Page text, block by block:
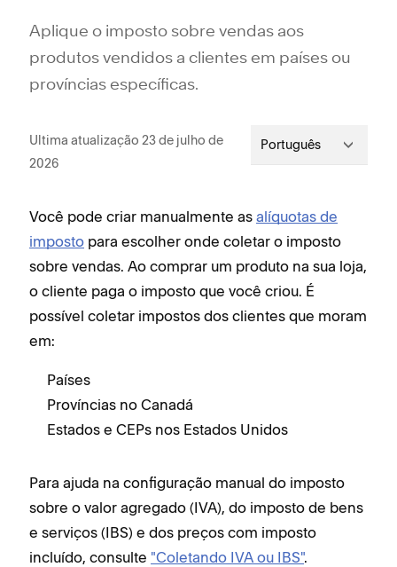
Aplique o imposto sobre vendas aos
produtos vendidos a clientes em países ou
províncias específicas.
Ultima atualização 23 de julho de
2026
Português
Você pode criar manualmente as alíquotas de
imposto para escolher onde coletar o imposto
sobre vendas. Ao comprar um produto na sua loja,
o cliente paga o imposto que você criou. É
possível coletar impostos dos clientes que moram
em:
Países
Províncias no Canadá
Estados e CEPs nos Estados Unidos
Para ajuda na configuração manual do imposto
sobre o valor agregado (IVA), do imposto de bens
e serviços (IBS) e dos preços com imposto
incluído, consulte "Coletando IVA ou IBS".